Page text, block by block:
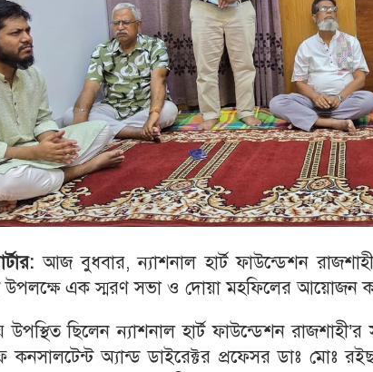
আজ বুধবার, ন্যাশনাল হার্ট ফাউন্ডেশন
উপলক্ষে এক স্মরণ সভা ও দোয়া মহফিলের আয়োজন
উপস্থিত ছিলেন ন্যাশনাল হার্ট ফাউন্ডেশন
অ্যান্ড ডাইরেক্টর প্রফেসর ডাঃ মোঃ